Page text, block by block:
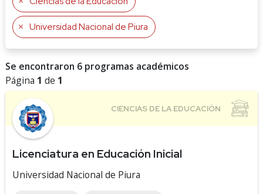
Universidad Nacional de Piura
Se encontraron 6 programas académicos
Página 1 de 1
Licenciatura en Educación Inicial
Universidad Nacional de Piura